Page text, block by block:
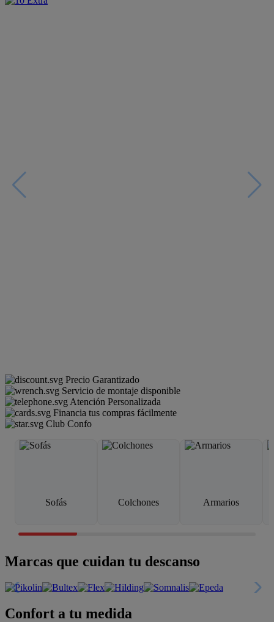
Precio Garantizado
Servicio de montaje disponible
Atención Personalizada
Financia tus compras fácilmente
Club Confo
Sofás Colchones Armarios
Marcas que cuidan tu descanso
Confort a tu medida